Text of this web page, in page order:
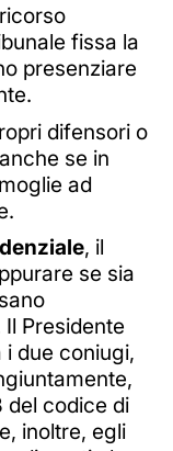
fissa la
presenziare
difensori o
se in
ad
, il
se sia
Presidente
i due coniugi,
codice di
inoltre, egli